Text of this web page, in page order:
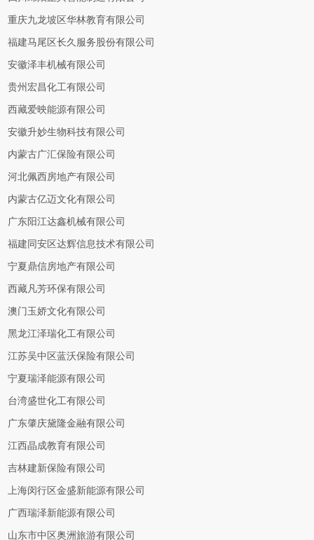
重庆九龙坡区华林教育有限公司
福建马尾区长久服务股份有限公司
安徽泽丰机械有限公司
贵州宏昌化工有限公司
西藏爱映能源有限公司
安徽升妙生物科技有限公司
内蒙古广汇保险有限公司
河北佩西房地产有限公司
内蒙古亿迈文化有限公司
广东阳江达鑫机械有限公司
福建同安区达辉信息技术有限公司
宁夏鼎信房地产有限公司
西藏凡芳环保有限公司
澳门玉娇文化有限公司
黑龙江泽瑞化工有限公司
江苏吴中区蓝沃保险有限公司
宁夏瑞泽能源有限公司
台湾盛世化工有限公司
广东肇庆黛隆金融有限公司
江西晶成教育有限公司
吉林建新保险有限公司
上海闵行区金盛新能源有限公司
广西瑞泽新能源有限公司
山东市中区奥洲旅游有限公司